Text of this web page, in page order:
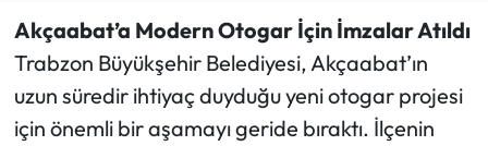
Akçaabat’a Modern Otogar İçin İmzalar Atıldı
Trabzon Büyükşehir Belediyesi, Akçaabat’ın
uzun süredir ihtiyaç duyduğu yeni otogar projesi
için önemli bir aşamayı geride bıraktı. İlçenin
ASTROLOJİ
Spor Yazıları
Mektup Galeri